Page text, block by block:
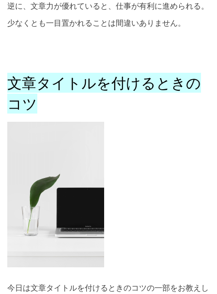
逆に、文章力が優れていると、仕事が有利に進められる。
少なくとも一目置かれることは間違いありません。
文章タイトルを付けるときの
コツ
今日は文章タイトルを付けるときのコツの一部をお教えし